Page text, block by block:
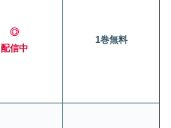
◎
配信中
1巻無料